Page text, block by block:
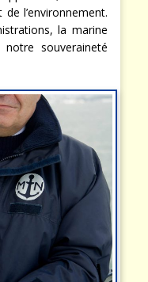
l’environnement.
la marine
souveraineté